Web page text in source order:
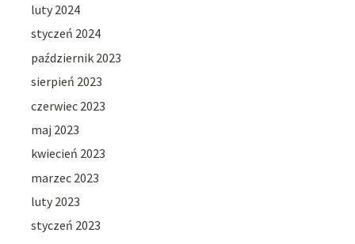
luty 2024
styczeń 2024
październik 2023
sierpień 2023
czerwiec 2023
maj 2023
kwiecień 2023
marzec 2023
luty 2023
styczeń 2023